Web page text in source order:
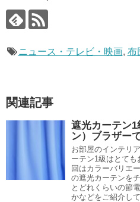
ニュース・テレビ・映画, 布
関連記事
遮光カーテン
ン）ブラザー
お部屋のインテリ
ーテン1級はとて
回はカラーバリエ
の遮光カーテンを
とどれくらいの節
かなどをご紹介して